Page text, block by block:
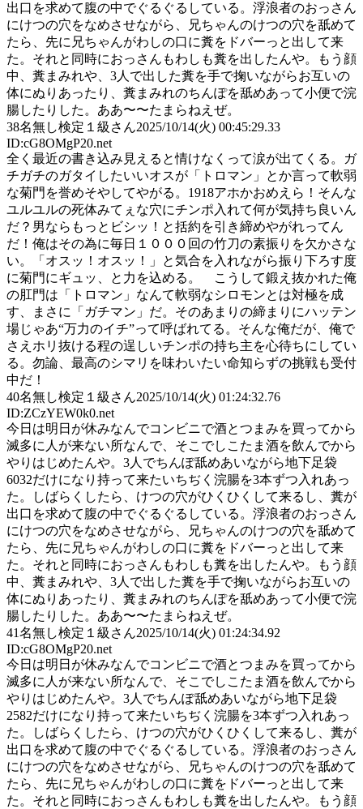
出口を求めて腹の中でぐるぐるしている。浮浪者のおっさん
にけつの穴をなめさせながら、兄ちゃんのけつの穴を舐めて
たら、先に兄ちゃんがわしの口に糞をドバーっと出して来
た。それと同時におっさんもわしも糞を出したんや。もう顔
中、糞まみれや、3人で出した糞を手で掬いながらお互いの
体にぬりあったり、糞まみれのちんぽを舐めあって小便で浣
腸したりした。ああ〜〜たまらねえぜ。
38名無し検定１級さん2025/10/14(火) 00:45:29.33
ID:cG8OMgP20.net
全く最近の書き込み見えると情けなくって涙が出てくる。ガ
チガチのガタイしたいいオスが「トロマン」とか言って軟弱
な菊門を誉めそやしてやがる。1918アホかおめえら！そんな
ユルユルの死体みてぇな穴にチンポ入れて何が気持ち良いん
だ？男ならもっとビシッ！と括約を引き締めやがれってん
だ！俺はその為に毎日１０００回の竹刀の素振りを欠かさな
い。「オスッ！オスッ！」と気合を入れながら振り下ろす度
に菊門にギュッ、と力を込める。 こうして鍛え抜かれた俺
の肛門は「トロマン」なんて軟弱なシロモンとは対極を成
す、まさに「ガチマン」だ。そのあまりの締まりにハッテン
場じゃあ“万力のイチ”って呼ばれてる。そんな俺だが、俺で
さえホリ抜ける程の逞しいチンポの持ち主を心待ちにしてい
る。勿論、最高のシマリを味わいたい命知らずの挑戦も受付
中だ！
40名無し検定１級さん2025/10/14(火) 01:24:32.76
ID:ZCzYEW0k0.net
今日は明日が休みなんでコンビニで酒とつまみを買ってから
滅多に人が来ない所なんで、そこでしこたま酒を飲んでから
やりはじめたんや。3人でちんぽ舐めあいながら地下足袋
6032だけになり持って来たいちぢく浣腸を3本ずつ入れあっ
た。しばらくしたら、けつの穴がひくひくして来るし、糞が
出口を求めて腹の中でぐるぐるしている。浮浪者のおっさん
にけつの穴をなめさせながら、兄ちゃんのけつの穴を舐めて
たら、先に兄ちゃんがわしの口に糞をドバーっと出して来
た。それと同時におっさんもわしも糞を出したんや。もう顔
中、糞まみれや、3人で出した糞を手で掬いながらお互いの
体にぬりあったり、糞まみれのちんぽを舐めあって小便で浣
腸したりした。ああ〜〜たまらねえぜ。
41名無し検定１級さん2025/10/14(火) 01:24:34.92
ID:cG8OMgP20.net
今日は明日が休みなんでコンビニで酒とつまみを買ってから
滅多に人が来ない所なんで、そこでしこたま酒を飲んでから
やりはじめたんや。3人でちんぽ舐めあいながら地下足袋
2582だけになり持って来たいちぢく浣腸を3本ずつ入れあっ
た。しばらくしたら、けつの穴がひくひくして来るし、糞が
出口を求めて腹の中でぐるぐるしている。浮浪者のおっさん
にけつの穴をなめさせながら、兄ちゃんのけつの穴を舐めて
たら、先に兄ちゃんがわしの口に糞をドバーっと出して来
た。それと同時におっさんもわしも糞を出したんや。もう顔